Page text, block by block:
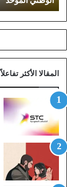
ش
ر
ل
ا
ت
ص
ل
(
s
,
المقالا الأكثر تفاعلاً